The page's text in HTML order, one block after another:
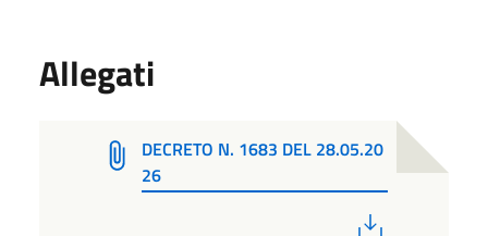
Allegati
DECRETO N. 1683 DEL 28.05.20
26